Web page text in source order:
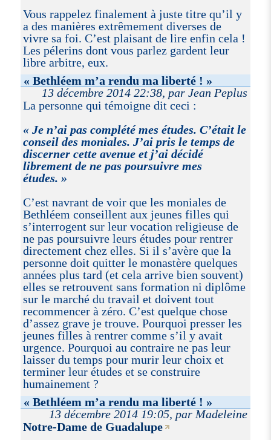
Vous rappelez finalement à juste titre qu’il y
a des manières extrêmement diverses de
vivre sa foi. C’est plaisant de lire enfin cela !
Les pélerins dont vous parlez gardent leur
libre arbitre, eux.
« Bethléem m’a rendu ma liberté ! »
13 décembre 2014 22:38, par Jean Peplus
La personne qui témoigne dit ceci :
Je n’ai pas complété mes études. C’était le
conseil des moniales. J’ai pris le temps de
discerner cette avenue et j’ai décidé
librement de ne pas poursuivre mes
études.
C’est navrant de voir que les moniales de
Bethléem conseillent aux jeunes filles qui
s’interrogent sur leur vocation religieuse de
ne pas poursuivre leurs études pour rentrer
directement chez elles. Si il s’avère que la
personne doit quitter le monastère quelques
années plus tard (et cela arrive bien souvent)
elles se retrouvent sans formation ni diplôme
sur le marché du travail et doivent tout
recommencer à zéro. C’est quelque chose
d’assez grave je trouve. Pourquoi presser les
jeunes filles à rentrer comme s’il y avait
urgence. Pourquoi au contraire ne pas leur
laisser du temps pour murir leur choix et
terminer leur études et se construire
humainement ?
« Bethléem m’a rendu ma liberté ! »
13 décembre 2014 19:05, par Madeleine
Notre-Dame de Guadalupe